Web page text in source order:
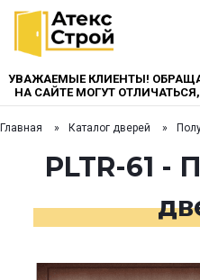
УВАЖАЕМЫЕ КЛИЕНТЫ!
НА САЙТЕ МОГУТ
Главная Каталог дверей
PLTR-61 -